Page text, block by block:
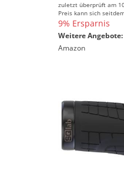
zuletzt überprüft am
Preis kann sich
9% Ersparnis
Weitere Angebote:
Amazon